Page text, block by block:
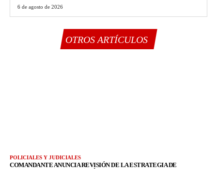
6 de agosto de 2026
OTROS ARTÍCULOS
POLICIALES Y JUDICIALES
COMANDANTE ANUNCIA REVISIÓN DE LA ESTRATEGIA DE